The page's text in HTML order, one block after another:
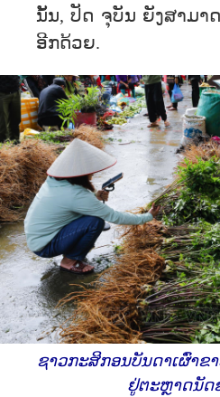
ນັ້ນ, ປັດ ຈຸບັນ ຍັງສາມາ
ອີກດ້ວຍ.
ຊາວກະສິກອນບັນດາເຜົ່າຂ
ຢູ່ຕະຫຼາດນັດ